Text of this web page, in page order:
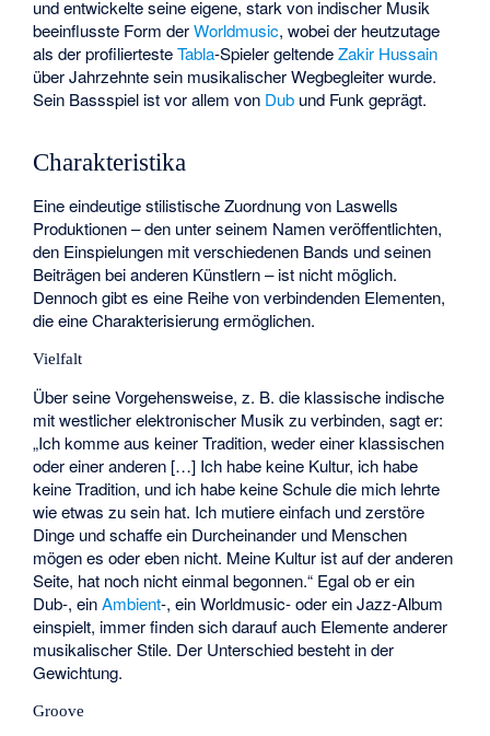
und entwickelte seine eigene, stark von indischer Musik
beeinflusste Form derWorldmusic, wobei der heutzutage
als der profiliertesteTabla-Spieler geltendeZakir Hussain
über Jahrzehnte sein musikalischer Wegbegleiter wurde.
Sein Bassspiel ist vor allem von Dub und Funk geprägt.
Charakteristika
Eine eindeutige stilistische Zuordnung von Laswells
Produktionen – den unter seinem Namen veröffentlichten,
den Einspielungen mit verschiedenen Bands und seinen
Beiträgen bei anderen Künstlern – ist nicht möglich.
Dennoch gibt es eine Reihe von verbindenden Elementen,
die eine Charakterisierung ermöglichen.
Vielfalt
Über seine Vorgehensweise, z. B. die klassische indische
mit westlicher elektronischer Musik zu verbinden, sagt er:
„Ich komme aus keiner Tradition, weder einer klassischen
oder einer anderen […] Ich habe keine Kultur, ich habe
keine Tradition, und ich habe keine Schule die mich lehrte
wie etwas zu sein hat. Ich mutiere einfach und zerstöre
Dinge und schaffe ein Durcheinander und Menschen
mögen es oder eben nicht. Meine Kultur ist auf der anderen
Seite, hat noch nicht einmal begonnen.“ Egal ob er ein
Dub-, einAmbient-, ein Worldmusic- oder ein Jazz-Album
einspielt, immer finden sich darauf auch Elemente anderer
musikalischer Stile. Der Unterschied besteht in der
Gewichtung.
Groove